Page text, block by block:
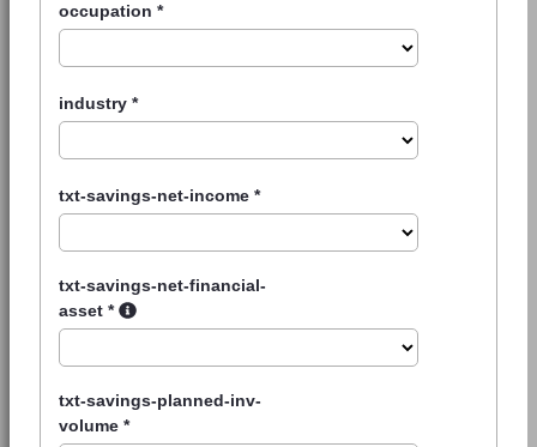
occupation *
industry *
txt-savings-net-income *
txt-savings-net-financial-
asset *
txt-savings-planned-inv-
volume *